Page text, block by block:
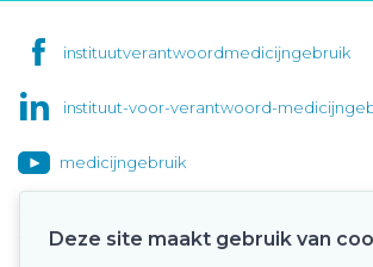
instituutverantwoordmedicijngebruik
instituut-voor-verantwoord-
medicijngebruik
Deze site maakt gebruik van